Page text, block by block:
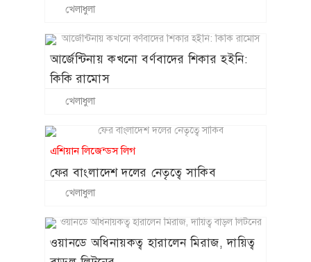
খেলাধুলা
ওয়ানডে অধিনায়কত্ব হারালেন মিরাজ, দায়িত্ব
বাড়ল লিটনের
খেলাধুলা
মেসির জন্য হলিউডেও বদলে যায় সব নিয়ম!
খেলাধুলা
পিতৃত্বকালীন ছুটি বাতিল করে অস্ট্রেলিয়া